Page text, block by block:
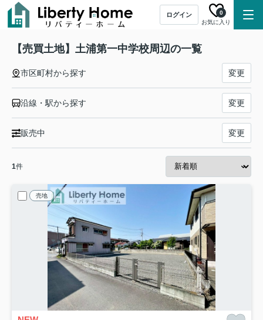
ログイン
お気に入り
0
【売買土地】土浦第一中学校周辺の一覧
市区町村から探す 変更
沿線・駅から探す 変更
販売中 変更
1件
売地